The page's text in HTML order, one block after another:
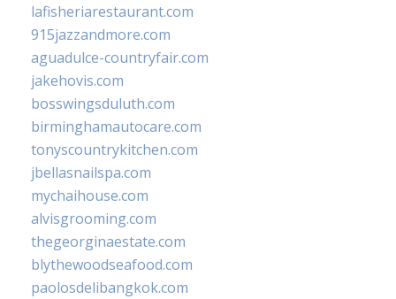
lafisheriarestaurant.com
915jazzandmore.com
aguadulce-countryfair.com
jakehovis.com
bosswingsduluth.com
birminghamautocare.com
tonyscountrykitchen.com
jbellasnailspa.com
mychaihouse.com
alvisgrooming.com
thegeorginaestate.com
blythewoodseafood.com
paolosdelibangkok.com